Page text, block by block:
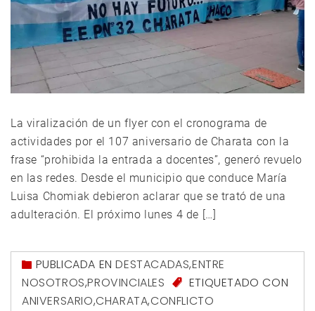
La viralización de un flyer con el cronograma de
actividades por el 107 aniversario de Charata con la
frase “prohibida la entrada a docentes”, generó revuelo
en las redes. Desde el municipio que conduce María
Luisa Chomiak debieron aclarar que se trató de una
adulteración. El próximo lunes 4 de […]
PUBLICADA ENDESTACADAS,ENTRE
NOSOTROS,PROVINCIALES
ETIQUETADO CON
ANIVERSARIO,CHARATA,CONFLICTO